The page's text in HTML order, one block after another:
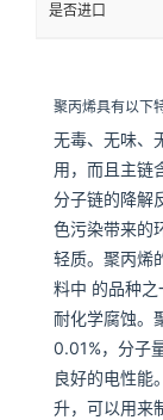
是否进口
聚丙烯具有以下
无毒、无味、
用，而且主链
分子链的降解
色污染带来的
轻质。聚丙烯
料中 的品种之
耐化学腐蚀。
0.01%，分子
良好的电性能
升，可以用来